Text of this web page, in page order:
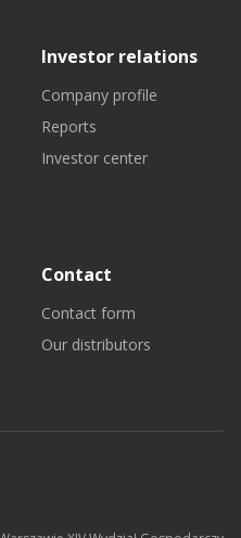
Investor relations
Company profile
Reports
Investor center
Contact
Contact form
Our distributors